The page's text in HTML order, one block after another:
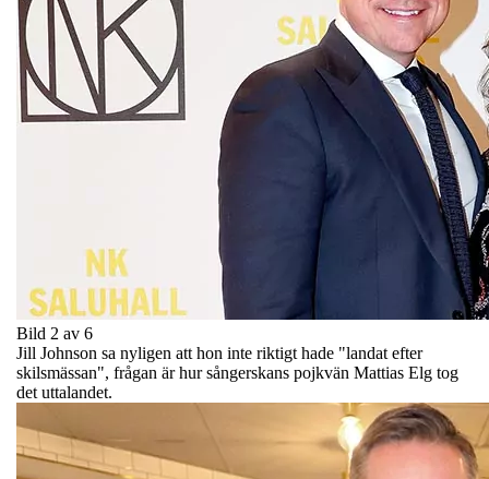
Bild 2 av 6
Jill Johnson sa nyligen att hon inte riktigt hade "landat efter
skilsmässan", frågan är hur sångerskans pojkvän Mattias Elg tog
det uttalandet.